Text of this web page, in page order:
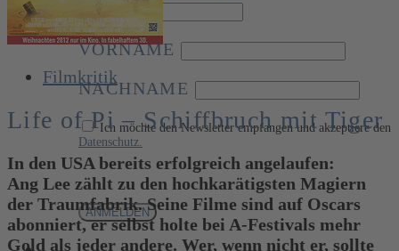
VORNAME
NACHNAME
Ich möchte den Newsletter empfangen und akzeptiere den
Datenschutz.
Filmkritik
Life of Pi – Schiffbruch mit Tiger
In den USA bereits erfolgreich angelaufen:
Ang Lee zählt zu den hochkarätigsten Magiern
der Traumfabrik. Seine Filme sind auf Oscars
abonniert, er selbst holte bei A-Festivals mehr
Gold als jeder andere. Wer, wenn nicht er, sollte